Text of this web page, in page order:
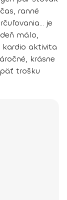
ranné
... je
málo,
kardio aktivita
krásne
trošku